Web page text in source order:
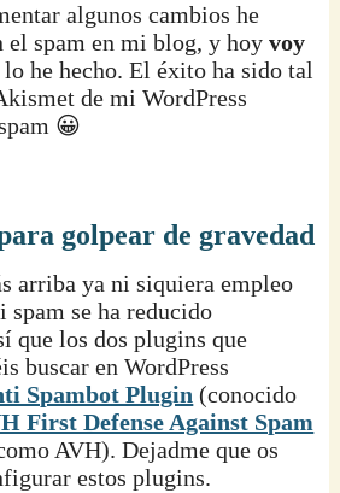
algunos cambios he
el spam en mi blog, y hoyvoy
he hecho. El éxito ha sido tal
de mi WordPress
😀
golpear de gravedad
arriba ya ni siquiera empleo
se ha reducido
que los dos plugins que
buscar en WordPress
Spambot Plugin (conocido
First Defense Against Spam
AVH). Dejadme que os
estos plugins.